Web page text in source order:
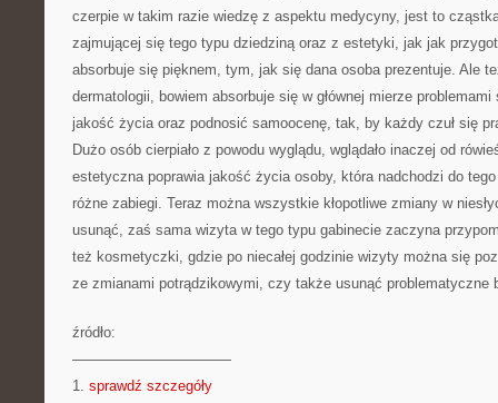
czerpie w takim razie wiedzę z aspektu medycyny, jest to
zajmującej się tego typu dziedziną oraz z estetyki, jak jak
absorbuje się pięknem, tym, jak się dana osoba prezentuje. Ale
dermatologii, bowiem absorbuje się w głównej mierze
jakość życia oraz podnosić samoocenę, tak, by każdy czuł się
Dużo osób cierpiało z powodu wyglądu, wglądało inaczej od
estetyczna poprawia jakość życia osoby, która nadchodzi do
różne zabiegi. Teraz można wszystkie kłopotliwe zmiany w
usunąć, zaś sama wizyta w tego typu gabinecie zaczyna
też kosmetyczki, gdzie po niecałej godzinie wizyty można się
ze zmianami potrądzikowymi, czy także usunąć problematyczne
źródło:
———————————
1. sprawdź szczegóły